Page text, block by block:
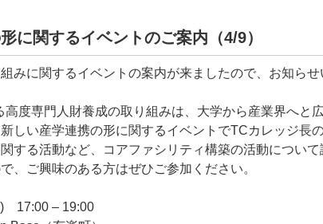
イクロプロセス部門
ファシリティステーション
部門
2026年 2025年 2024年 2023年
に関するイベントのご案内（4/9）
みに関するイベントの案内が来ましたので、お知らせ
度専⾨⼈財養成の取り組みは、大学から産業界へと
しい産学連携の形に関するイベントでTCカレッジ長
する活動など、コアファシリティ構築の活動につい
、ご興味のある方はぜひご参加ください。
) 17:00 – 19:00